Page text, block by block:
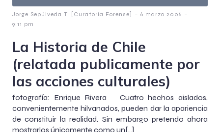
Jorge Sepúlveda T. [Curatoría Forense] - 6 marzo 2006 -
9:11 pm
La Historia de Chile
(relatada publicamente por
las acciones culturales)
fotografía: Enrique Rivera Cuatro hechos aislados,
convenientemente hilvanados, pueden dar la apariencia
de constituir la realidad. Sin embargo pretendo ahora
mostrarlos únicamente como un[…]